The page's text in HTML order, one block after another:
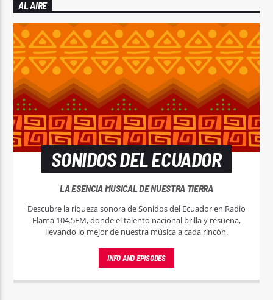
AL AIRE
SONIDOS DEL ECUADOR
LA ESENCIA MUSICAL DE NUESTRA TIERRA
Descubre la riqueza sonora de Sonidos del Ecuador en Radio
Flama 104.5FM, donde el talento nacional brilla y resuena,
llevando lo mejor de nuestra música a cada rincón.
INFO AND EPISODES